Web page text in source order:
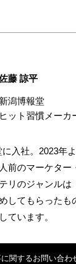
藤 諒平
新潟博報堂
ヒット習慣メー
入社。2023年
前のマーケター
リのジャンルは
してもらったも
ています。
関するお問い合わ